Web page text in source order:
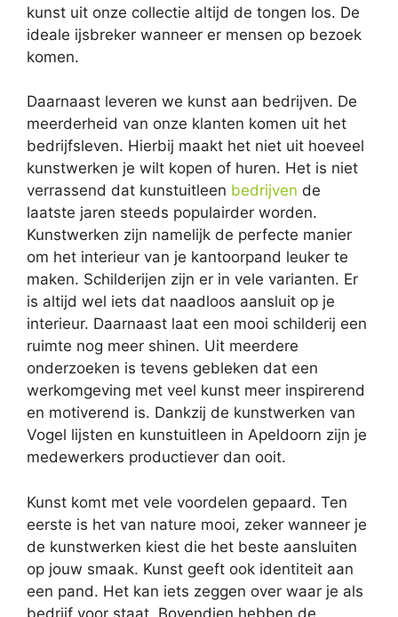
kunst uit onze collectie altijd de tongen los. De
ideale ijsbreker wanneer er mensen op bezoek
komen.
Daarnaast leveren we kunst aan bedrijven. De
meerderheid van onze klanten komen uit het
bedrijfsleven. Hierbij maakt het niet uit hoeveel
kunstwerken je wilt kopen of huren. Het is niet
verrassend dat kunstuitleen bedrijven de
laatste jaren steeds populairder worden.
Kunstwerken zijn namelijk de perfecte manier
om het interieur van je kantoorpand leuker te
maken. Schilderijen zijn er in vele varianten. Er
is altijd wel iets dat naadloos aansluit op je
interieur. Daarnaast laat een mooi schilderij een
ruimte nog meer shinen. Uit meerdere
onderzoeken is tevens gebleken dat een
werkomgeving met veel kunst meer inspirerend
en motiverend is. Dankzij de kunstwerken van
Vogel lijsten en kunstuitleen in Apeldoorn zijn je
medewerkers productiever dan ooit.
Kunst komt met vele voordelen gepaard. Ten
eerste is het van nature mooi, zeker wanneer je
de kunstwerken kiest die het beste aansluiten
op jouw smaak. Kunst geeft ook identiteit aan
een pand. Het kan iets zeggen over waar je als
bedrijf voor staat. Bovendien hebben de